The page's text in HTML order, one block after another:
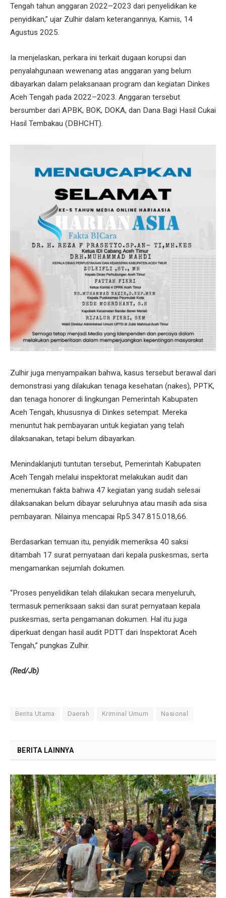
Tengah tahun anggaran 2022–2023 dari penyelidikan ke
penyidikan,” ujar Zulhir dalam keterangannya, Kamis, 14
Agustus 2025.
Ia menjelaskan, perkara ini terkait dugaan korupsi dan
penyalahgunaan wewenang atas anggaran yang belum
dibayarkan dalam pelaksanaan program dan kegiatan Dinkes
Aceh Tengah pada 2022–2023. Anggaran tersebut
bersumber dari APBK, BOK, DOKA, dan Dana Bagi Hasil Cukai
Hasil Tembakau (DBHCHT).
Zulhir juga menyampaikan bahwa, kasus tersebut berawal dari
demonstrasi yang dilakukan tenaga kesehatan (nakes), PPTK,
dan tenaga honorer di lingkungan Pemerintah Kabupaten
Aceh Tengah, khususnya di Dinkes setempat. Mereka
menuntut hak pembayaran untuk kegiatan yang telah
dilaksanakan, tetapi belum dibayarkan.
Menindaklanjuti tuntutan tersebut, Pemerintah Kabupaten
Aceh Tengah melalui inspektorat melakukan audit dan
menemukan fakta bahwa 47 kegiatan yang sudah selesai
dilaksanakan belum dibayar seluruhnya atau masih ada sisa
pembayaran. Nilainya mencapai Rp5.347.815.018,66.
Berdasarkan temuan itu, penyidik memeriksa 40 saksi
ditambah 17 surat pernyataan dari kepala puskesmas, serta
mengamankan sejumlah dokumen.
“Proses penyelidikan telah dilakukan secara menyeluruh,
termasuk pemeriksaan saksi dan surat pernyataan kepala
puskesmas, serta pengamanan dokumen. Hal itu juga
diperkuat dengan hasil audit PDTT dari Inspektorat Aceh
Tengah,” pungkas Zulhir.
(Red/Jb)
Berita Utama Daerah Kriminal Umum Nasional
BERITA LAINNYA